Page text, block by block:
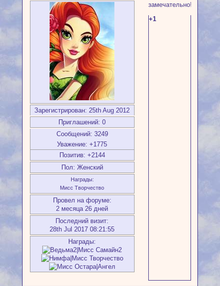
Зарегистрирован: 25th Aug 2012
Приглашений: 0
Сообщений: 3249
Уважение: +1775
Позитив: +2144
Пол: Женский
Награды:
Мисс Творчество
Провел на форуме:
2 месяца 26 дней
Последний визит:
28th Jul 2017 08:21:55
Награды:
замечательно!
+1